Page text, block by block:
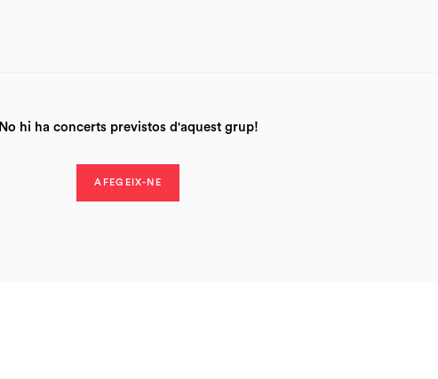
No hi ha concerts previstos d'aquest grup!
AFEGEIX-NE